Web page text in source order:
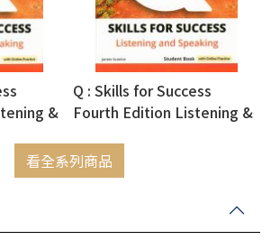
&
Q : Skills for Success
Fourth Edition Listening &
Book 1A (with Online
Practice)
看全系列商品